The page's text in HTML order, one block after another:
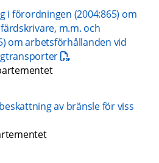
i förordningen (2004:865) om
m.m. och
om arbetsförhållanden vid
pdf, 17.9 kB.
av bränsle för viss
kB.